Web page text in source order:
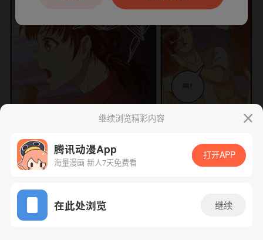
App免费看
下一话 腾漫App免费看
继续浏览精彩内容
腾讯动漫App
海量漫画 新人7天免费看
打开APP
在此处浏览 继续